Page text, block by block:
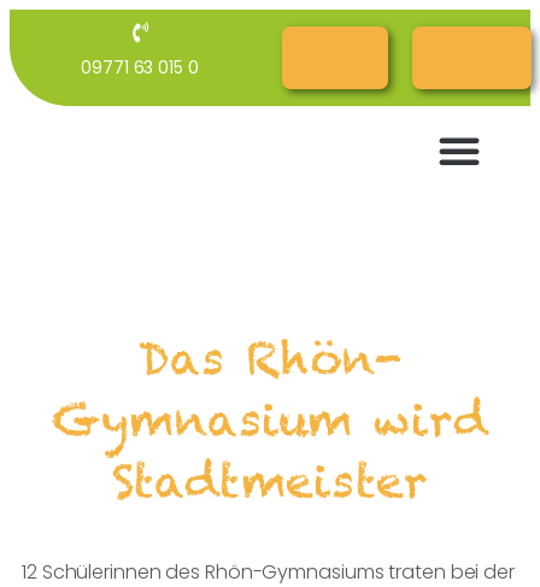
09771 63 015 0
Das Rhön-
Gymnasium wird
Stadtmeister
12 Schülerinnen des Rhön-Gymnasiums traten bei der